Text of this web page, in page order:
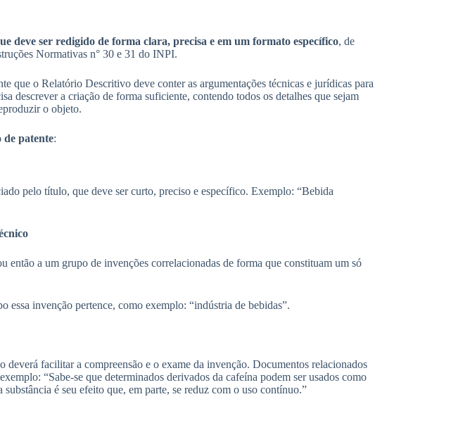
deve ser redigido de forma clara, precisa e em um formato específico, de
Normativas n° 30 e 31 do INPI.
que o Relatório Descritivo deve conter as argumentações técnicas e jurídicas para
descrever a criação de forma suficiente, contendo todos os detalhes que sejam
o objeto.
de patente:
pelo título, que deve ser curto, preciso e específico. Exemplo: “Bebida
então a um grupo de invenções correlacionadas de forma que constituam um só
essa invenção pertence, como exemplo: “indústria de bebidas”.
deverá facilitar a compreensão e o exame da invenção. Documentos relacionados
“Sabe-se que determinados derivados da cafeína podem ser usados como
é seu efeito que, em parte, se reduz com o uso contínuo.”